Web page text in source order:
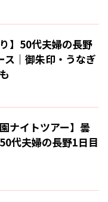
】50代夫婦の長野
ス｜御朱印・うなぎ
ナイトツアー】曇
代夫婦の長野1日目